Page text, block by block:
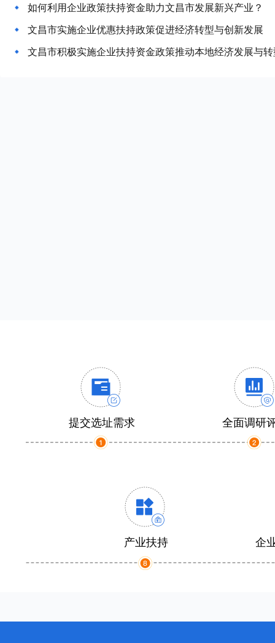
如何利用企业政策扶持资金助力文昌市发展新兴产业？
文昌市实施企业优惠扶持政策促进经济转型与创新发展
文昌市积极实施企业扶持资金政策推动本地经济发展与
提交选址需求 全面调研
产业扶持 企